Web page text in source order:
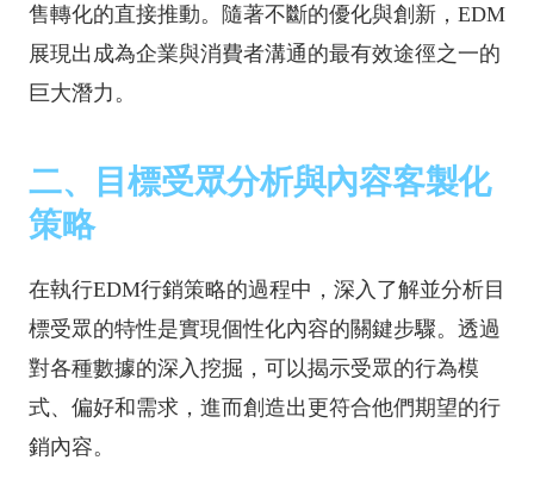
售轉化的直接推動。隨著不斷的優化與創新，EDM
展現出成為企業與消費者溝通的最有效途徑之一的
巨大潛力。
二、目標受眾分析與內容客製化
策略
在執行EDM行銷策略的過程中，深入了解並分析目
標受眾的特性是實現個性化內容的關鍵步驟。透過
對各種數據的深入挖掘，可以揭示受眾的行為模
式、偏好和需求，進而創造出更符合他們期望的行
銷內容。